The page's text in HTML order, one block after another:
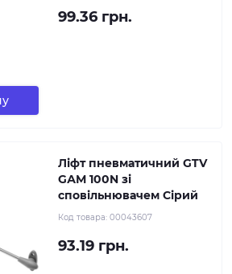
99.36 грн.
Ліфт пневматичний GTV
GАМ 100N зі
сповільнювачем Сірий
Код товара: 00043607
93.19 грн.